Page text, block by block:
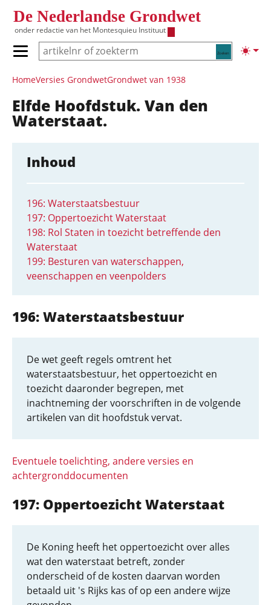
De Nederlandse Grondwet
onder redactie van het Montesquieu Instituut
Zoeken
Primair menu tonen/verbergen
Hoofdnavigatie
HomeVersies GrondwetGrondwet van 1938
Elfde Hoofdstuk. Van den
Waterstaat.
Inhoud
196: Waterstaatsbestuur
197: Oppertoezicht Waterstaat
198: Rol Staten in toezicht betreffende den
Waterstaat
199: Besturen van waterschappen,
veenschappen en veenpolders
196: Waterstaatsbestuur
De wet geeft regels omtrent het
waterstaatsbestuur, het oppertoezicht en
toezicht daaronder begrepen, met
inachtneming der voorschriften in de volgende
artikelen van dit hoofdstuk vervat.
Eventuele toelichting, andere versies en
achtergronddocumenten
197: Oppertoezicht Waterstaat
De Koning heeft het oppertoezicht over alles
wat den waterstaat betreft, zonder
onderscheid of de kosten daarvan worden
betaald uit 's Rijks kas of op een andere wijze